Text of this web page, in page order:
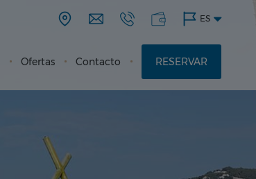
ES
Ofertas Contacto RESERVAR